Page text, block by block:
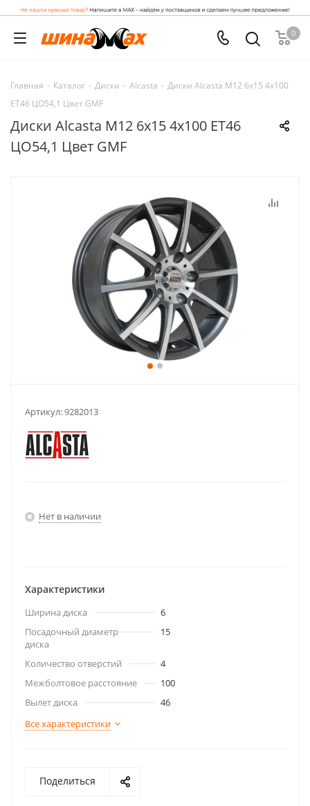
0
Главная - Каталог - Диски - Alcasta - Диски Alcasta M12 6x15 4x100
ET46 ЦО54,1 Цвет GMF
Диски Alcasta M12 6x15 4x100 ET46
ЦО54,1 Цвет GMF
Артикул:9282013
Нет в наличии
Характеристики
Ширина диска
6
Посадочный диаметр
диска
15
Количество отверстий
4
Межболтовое расстояние
100
Вылет диска
46
Все характеристики
Поделиться